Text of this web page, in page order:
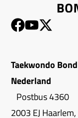
Taekwondo Bond
Nederland
Postbus 4360
2003 EJ Haarlem,